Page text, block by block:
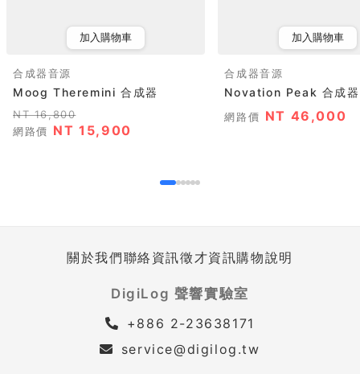
加入購物車
合成器音源
Moog Theremini 合成器
NT 16,800
網路價 NT 15,900
加入購物車
合成器音源
Novation Peak 合成
網路價 NT 46,000
關於我們聯絡資訊徵才資訊購物說明
DigiLog 聲響實驗室
+886 2-23638171
service@digilog.tw